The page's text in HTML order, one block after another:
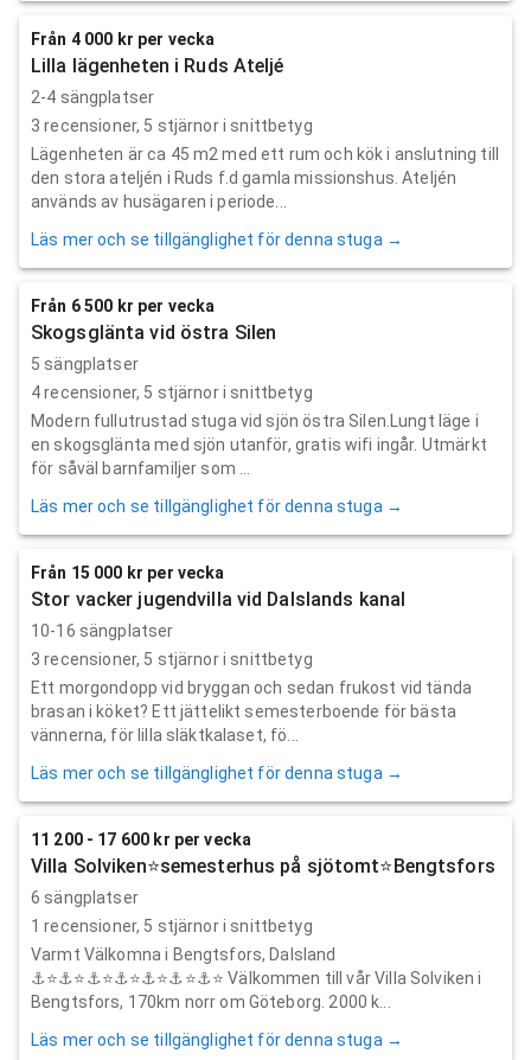
Från 4 000 kr per vecka
Lilla lägenheten i Ruds Ateljé
2-4 sängplatser
3 recensioner, 5 stjärnor i snittbetyg
Lägenheten är ca 45 m2 med ett rum och kök i anslutning till
den stora ateljén i Ruds f.d gamla missionshus. Ateljén
används av husägaren i periode...
Läs mer och se tillgänglighet för denna stuga →
Från 6 500 kr per vecka
Skogsglänta vid östra Silen
5 sängplatser
4recensioner, 5 stjärnor i snittbetyg
Modern fullutrustad stuga vid sjön östra Silen.Lungt läge i
en skogsglänta med sjön utanför, gratis wifi ingår. Utmärkt
för såväl barnfamiljer som ...
Läs mer och se tillgänglighet för denna stuga →
Från 15 000 kr per vecka
Stor vacker jugendvilla vid Dalslands kanal
10-16 sängplatser
3 recensioner, 5 stjärnor i snittbetyg
Ett morgondopp vid bryggan och sedan frukost vid tända
brasan i köket? Ett jättelikt semesterboende för bästa
vännerna, för lilla släktkalaset, fö...
Läs mer och se tillgänglighet för denna stuga →
11 200 - 17 600 kr per vecka
Villa Solviken⭐️semesterhus på sjötomt⭐Bengtsfors
6 sängplatser
1 recensioner, 5 stjärnor i snittbetyg
Varmt Välkomna i Bengtsfors, Dalsland
⚓️⭐️⚓️⭐️⚓️⭐️⚓️⭐️⚓️⭐️⚓️⭐️⚓️⭐️ Välkommen till vår Villa Solviken i
Bengtsfors, 170km norr om Göteborg. 2000 k...
Läs mer och se tillgänglighet för denna stuga →